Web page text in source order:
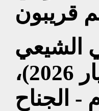
الشيعي
مقتدى الصدر في (26 أيار 2026)،
- الجناح